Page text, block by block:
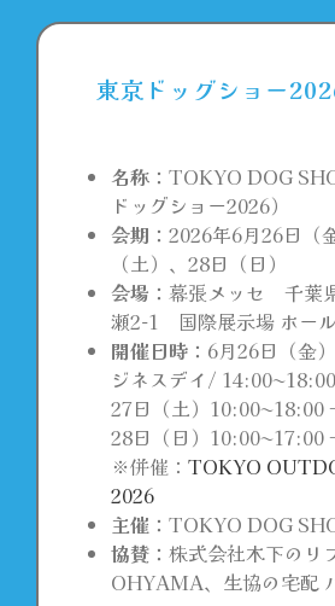
ステージ・タイムテ
オフィシャルグ
アンケートプレゼ
サンプリング
出展者一覧
ビジネスデイ
東京ドッグショー
名称： TOKYO DOG
ドッグショー2026）
会期： 2026年6月26日（
（土）、28日（日）
会場： 幕張メッセ 千葉
瀬2-1 国際展示場 ホール
開催日時： 6月26日（金
ジネスデイ/ 14:00〜
27日（土）10:00〜18:00
28日（日）10:00〜17:00
※併催： TOKYO
2026
主催： TOKYO DOG
協賛： 株式会社木下のリ
OHYAMA、生協の宅配